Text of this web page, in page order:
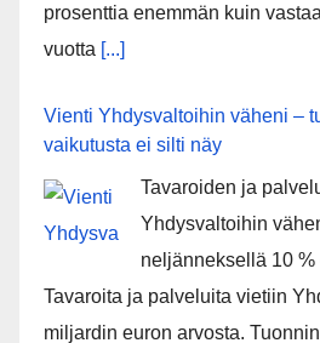
prosenttia enemmän kuin
vuotta [...]
Vienti Yhdysvaltoihin väheni –
vaikutusta ei silti näy
Tavaroiden ja
Yhdysvaltoihin
neljänneksellä 10
Tavaroita ja palveluita vietiin
miljardin euron arvosta.